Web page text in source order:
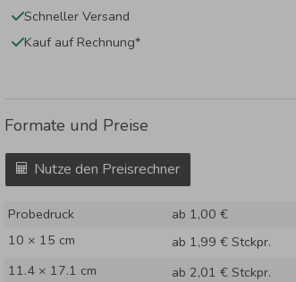
Schneller Versand
Kauf auf Rechnung*
Formate und Preise
Nutze den Preisrechner
Probedruck
ab 1,00 €
10 × 15 cm
ab 1,99 € Stckpr.
11.4 × 17.1 cm
ab 2,01 € Stckpr.